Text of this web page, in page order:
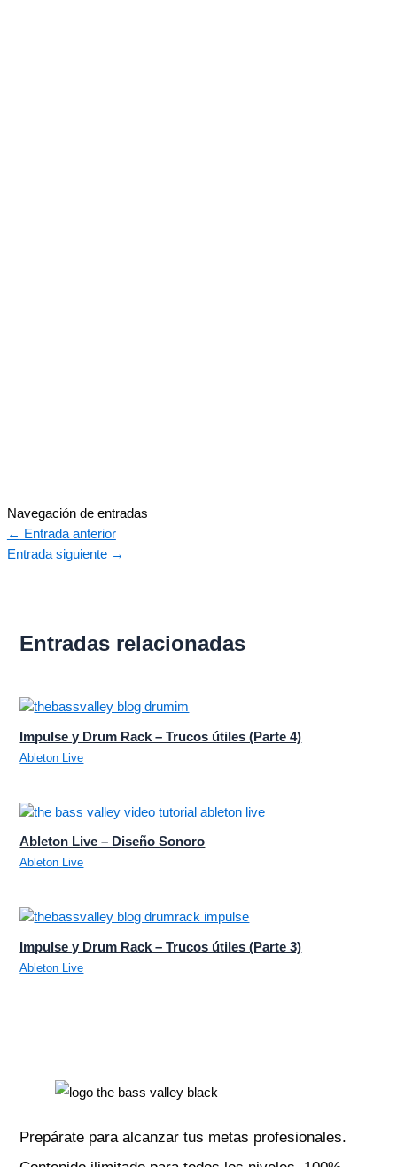
Navegación de entradas
← Entrada anterior
Entrada siguiente →
Entradas relacionadas
Impulse y Drum Rack – Trucos útiles (Parte 4)
Ableton Live
Ableton Live – Diseño Sonoro
Ableton Live
Impulse y Drum Rack – Trucos útiles (Parte 3)
Ableton Live
Prepárate para alcanzar tus metas profesionales.